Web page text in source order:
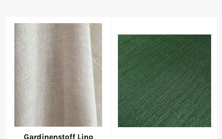
Gardinenstoff Lino